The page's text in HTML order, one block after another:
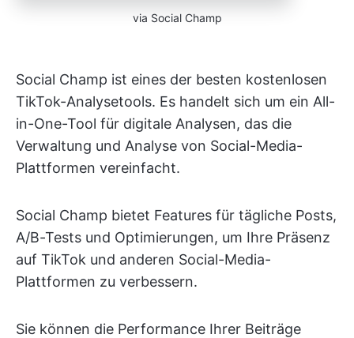
via Social Champ
Social Champ ist eines der besten kostenlosen
TikTok-Analysetools. Es handelt sich um ein All-
in-One-Tool für digitale Analysen, das die
Verwaltung und Analyse von Social-Media-
Plattformen vereinfacht.
Social Champ bietet Features für tägliche Posts,
A/B-Tests und Optimierungen, um Ihre Präsenz
auf TikTok und anderen Social-Media-
Plattformen zu verbessern.
Sie können die Performance Ihrer Beiträge